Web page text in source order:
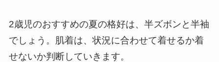
2歳児のおすすめの夏の格好は、半ズボンと半袖
でしょう。肌着は、状況に合わせて着せるか着
せないか判断していきます。